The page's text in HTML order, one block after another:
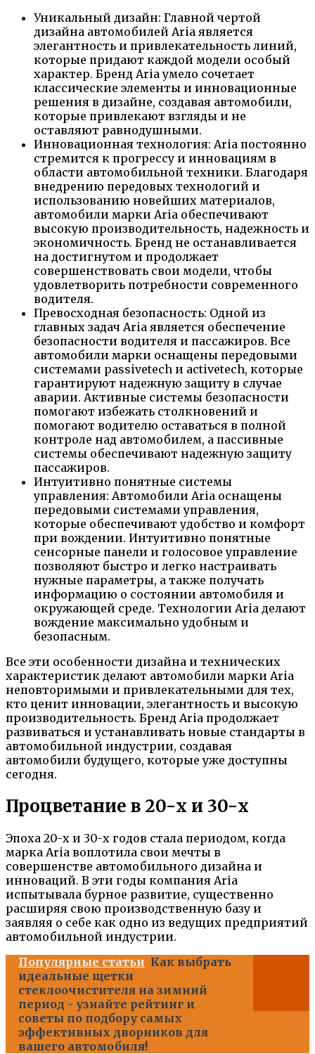
Уникальный дизайн: Главной чертой
дизайна автомобилей Aria является
элегантность и привлекательность линий,
которые придают каждой модели особый
характер. Бренд Aria умело сочетает
классические элементы и инновационные
решения в дизайне, создавая автомобили,
которые привлекают взгляды и не
оставляют равнодушными.
Инновационная технология: Aria постоянно
стремится к прогрессу и инновациям в
области автомобильной техники. Благодаря
внедрению передовых технологий и
использованию новейших материалов,
автомобили марки Aria обеспечивают
высокую производительность, надежность и
экономичность. Бренд не останавливается
на достигнутом и продолжает
совершенствовать свои модели, чтобы
удовлетворить потребности современного
водителя.
Превосходная безопасность: Одной из
главных задач Aria является обеспечение
безопасности водителя и пассажиров. Все
автомобили марки оснащены передовыми
системами passivetech и activetech, которые
гарантируют надежную защиту в случае
аварии. Активные системы безопасности
помогают избежать столкновений и
помогают водителю оставаться в полной
контроле над автомобилем, а пассивные
системы обеспечивают надежную защиту
пассажиров.
Интуитивно понятные системы
управления: Автомобили Aria оснащены
передовыми системами управления,
которые обеспечивают удобство и комфорт
при вождении. Интуитивно понятные
сенсорные панели и голосовое управление
позволяют быстро и легко настраивать
нужные параметры, а также получать
информацию о состоянии автомобиля и
окружающей среде. Технологии Aria делают
вождение максимально удобным и
безопасным.
Все эти особенности дизайна и технических
характеристик делают автомобили марки Aria
неповторимыми и привлекательными для тех,
кто ценит инновации, элегантность и высокую
производительность. Бренд Aria продолжает
развиваться и устанавливать новые стандарты в
автомобильной индустрии, создавая
автомобили будущего, которые уже доступны
сегодня.
Процветание в 20-х и 30-х
Эпоха 20-х и 30-х годов стала периодом, когда
марка Aria воплотила свои мечты в
совершенстве автомобильного дизайна и
инноваций. В эти годы компания Aria
испытывала бурное развитие, существенно
расширяя свою производственную базу и
заявляя о себе как одно из ведущих предприятий
автомобильной индустрии.
Популярные статьи Как выбрать
идеальные щетки
стеклоочистителя на зимний
период - узнайте рейтинг и
советы по подбору самых
эффективных дворников для
вашего автомобиля!